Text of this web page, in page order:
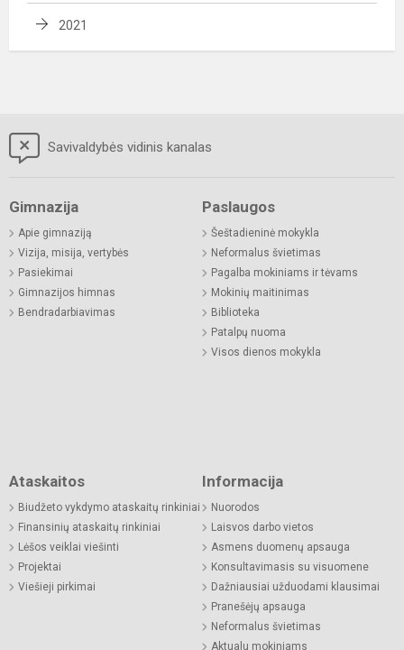
2021
Savivaldybės vidinis kanalas
Gimnazija
Apie gimnaziją
Vizija, misija, vertybės
Pasiekimai
Gimnazijos himnas
Bendradarbiavimas
Paslaugos
Šeštadieninė mokykla
Neformalus švietimas
Pagalba mokiniams ir tėvams
Mokinių maitinimas
Biblioteka
Patalpų nuoma
Visos dienos mokykla
Ataskaitos
Biudžeto vykdymo ataskaitų rinkiniai
Finansinių ataskaitų rinkiniai
Lėšos veiklai viešinti
Projektai
Viešieji pirkimai
Informacija
Nuorodos
Laisvos darbo vietos
Asmens duomenų apsauga
Konsultavimasis su visuomene
Dažniausiai užduodami klausimai
Pranešėjų apsauga
Neformalus švietimas
Aktualu mokiniams